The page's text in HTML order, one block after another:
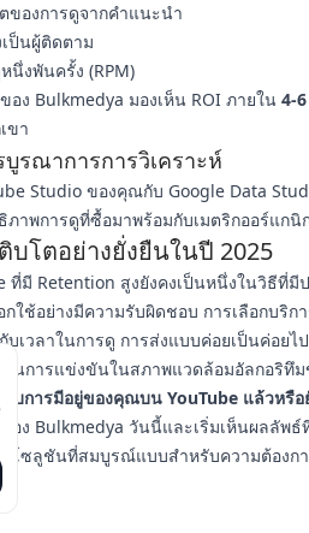
ของการดูจากคำแนะนำ
ป็นผู้ติดตาม
นึ่งพันครั้ง (RPM)
ง Bulkmedya มองเห็น ROI ภายใน 4-
ขา
บูรณาการการวิเคราะห์
Studio ของคุณกับ Google Data
าพการดูที่ซื้อมาพร้อมกับเมตริกออร์แกนิ
บโตอย่างยั่งยืนในปี 2025
ที่มี Retention สูงยังคงเป็นหนึ่งในวิธีที่มี
กใช้อย่างมีความรับผิดชอบ การเลือกบริ
เวลาในการดู การส่งแบบค่อยเป็นค่อย
ในการแข่งขันในสภาพแวดล้อมอัลกอริทึ
ดับการมีอยู่ของคุณบน YouTube แล้วหรือ
ของ Bulkmedya วันนี้และเริ่มเห็นผลลัพ
บบโซลูชันที่สมบูรณ์แบบสำหรับความต้อง